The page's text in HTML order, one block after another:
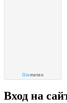
Gismeteo
Вход на